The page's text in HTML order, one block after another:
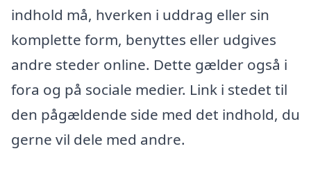
indhold må, hverken i uddrag eller sin
komplette form, benyttes eller udgives
andre steder online. Dette gælder også i
fora og på sociale medier. Link i stedet til
den pågældende side med det indhold, du
gerne vil dele med andre.